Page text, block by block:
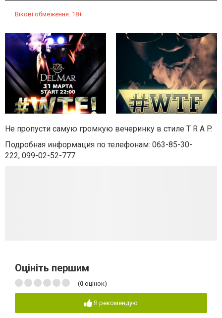
Вікові обмеження: 18+
Не пропусти самую громкую вечеринку в стиле T R A P.
Подробная информация по телефонам: 063-85-30-
222, 099-02-52-777.
Оцініть першим
(0 оцінок)
Я рекомендую